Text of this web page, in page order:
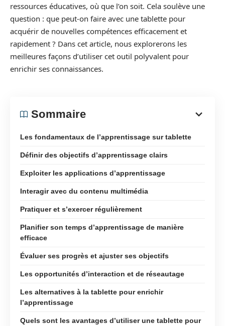
ressources éducatives, où que l’on soit. Cela soulève une
question : que peut-on faire avec une tablette pour
acquérir de nouvelles compétences efficacement et
rapidement ? Dans cet article, nous explorerons les
meilleures façons d’utiliser cet outil polyvalent pour
enrichir ses connaissances.
Sommaire
Les fondamentaux de l’apprentissage sur tablette
Définir des objectifs d’apprentissage clairs
Exploiter les applications d’apprentissage
Interagir avec du contenu multimédia
Pratiquer et s’exercer régulièrement
Planifier son temps d’apprentissage de manière
efficace
Évaluer ses progrès et ajuster ses objectifs
Les opportunités d’interaction et de réseautage
Les alternatives à la tablette pour enrichir
l’apprentissage
Quels sont les avantages d’utiliser une tablette pour